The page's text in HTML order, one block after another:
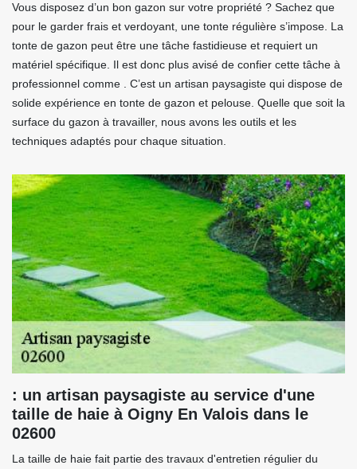
Vous disposez d’un bon gazon sur votre propriété ? Sachez que
pour le garder frais et verdoyant, une tonte régulière s’impose. La
tonte de gazon peut être une tâche fastidieuse et requiert un
matériel spécifique. Il est donc plus avisé de confier cette tâche à
professionnel comme . C’est un artisan paysagiste qui dispose de
solide expérience en tonte de gazon et pelouse. Quelle que soit la
surface du gazon à travailler, nous avons les outils et les
techniques adaptés pour chaque situation.
: un artisan paysagiste au service d'une
taille de haie à Oigny En Valois dans le
02600
La taille de haie fait partie des travaux d'entretien régulier du